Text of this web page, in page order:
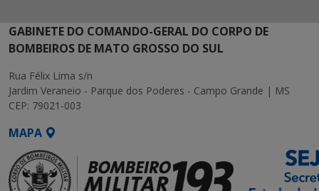
GABINETE DO COMANDO-GERAL DO CORPO DE
BOMBEIROS DE MATO GROSSO DO SUL
Rua Félix Lima s/n
Jardim Veraneio - Parque dos Poderes - Campo Grande | MS
CEP: 79021-003
MAPA